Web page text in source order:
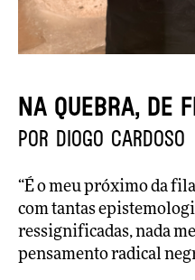
Na Quebra, de
por Diogo Cardoso
“É o meu próximo da
com tantas
ressignificadas, nada
pensamento radical